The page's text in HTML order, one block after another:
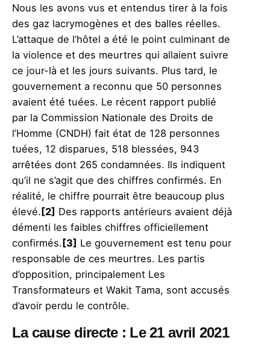
Nous les avons vus et entendus tirer à la fois
des gaz lacrymogènes et des balles réelles.
L’attaque de l’hôtel a été le point culminant de
la violence et des meurtres qui allaient suivre
ce jour-là et les jours suivants. Plus tard, le
gouvernement a reconnu que 50 personnes
avaient été tuées. Le récent rapport publié
par la Commission Nationale des Droits de
l’Homme (CNDH) fait état de 128 personnes
tuées, 12 disparues, 518 blessées, 943
arrêtées dont 265 condamnées. Ils indiquent
qu’il ne s’agit que des chiffres confirmés. En
réalité, le chiffre pourrait être beaucoup plus
élevé.[2] Des rapports antérieurs avaient déjà
démenti les faibles chiffres officiellement
confirmés.[3] Le gouvernement est tenu pour
responsable de ces meurtres. Les partis
d’opposition, principalement Les
Transformateurs et Wakit Tama, sont accusés
d’avoir perdu le contrôle.
La cause directe : Le 21 avril 2021